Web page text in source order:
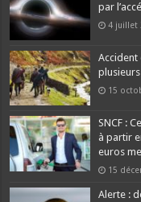
par
4 juillet
Accident
15
SNCF :
à partir
euros
15
Alerte :